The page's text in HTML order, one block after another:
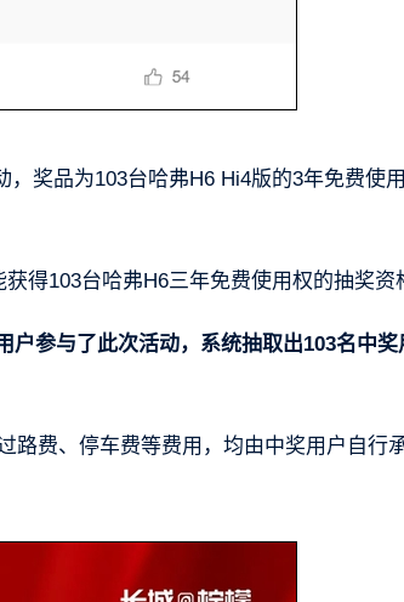
奖品为103台哈弗H6 Hi4版的3年免费使
得103台哈弗H6三年免费使用权的抽奖资
户参与了此次活动，系统抽取出103名中奖
路费、停车费等费用，均由中奖用户自行